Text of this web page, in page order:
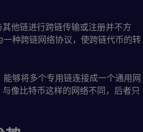
他链进行跨链传输或注册并不方
种跨链网络协议，使跨链代币的转
够将多个专用链连接成一个通用网
像比特币这样的网络不同，后者只